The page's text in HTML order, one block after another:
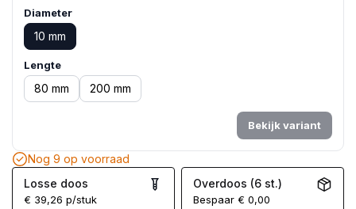
Diameter
10 mm
Lengte
80 mm 200 mm
Bekijk variant
Nog 9 op voorraad
Losse doos
€ 39,26 p/stuk
Overdoos (6 st.)
Bespaar€ 0,00